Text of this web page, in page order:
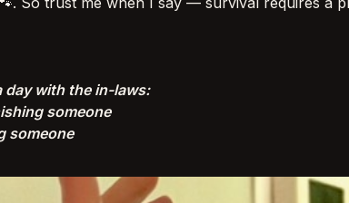
day with the in-laws:
someone
someone